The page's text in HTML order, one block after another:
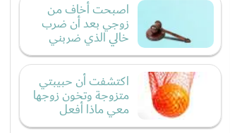
اصبحت أخاف من
زوجي بعد أن ضرب
خالي الذي ضربني
اكتشفت أن حبيبتي
متزوجة وتخون زوجها
معي ماذا أفعل